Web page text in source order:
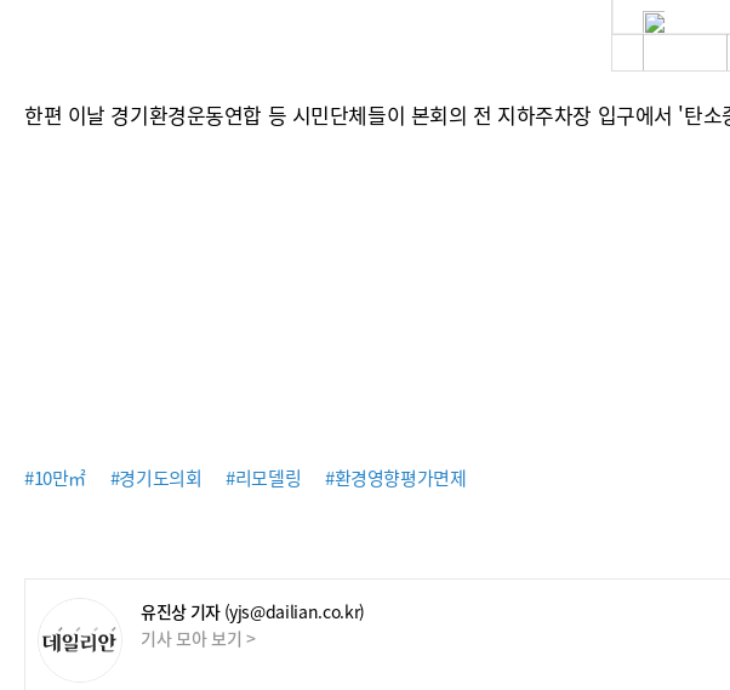
한편 이날 경기환경운동연합 등 시민단체들이 본회의 전 지하주차장 입구에서 '탄
#10만㎡ #경기도의회 #리모델링 #환경영향평가면제
유진상 기자 (yjs@dailian.co.kr)
기사 모아 보기 >